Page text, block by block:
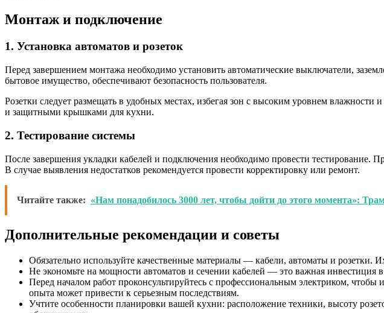
Монтаж и подключение
1. Установка автоматов и розеток
Перед завершением монтажа необходимо установить автоматические выключатели,
бытовое имущество, обеспечивают безопасность пользователя.
Розетки следует размещать в удобных местах, избегая зон с высоким уровнем влажности
и защитными крышками для кухни.
2. Тестирование системы
После завершения укладки кабелей и подключения необходимо провести тестирование.
В случае выявления недостатков рекомендуется провести корректировку или ремонт.
Читайте также: «Нам понадобилось 3000 лет, чтобы дойти до этого момента»:
Дополнительные рекомендации и советы
Обязательно используйте качественные материалы — кабели, автоматы и розетки.
Не экономьте на мощности автоматов и сечении кабелей — это важная инвестиция
Перед началом работ проконсультируйтесь с профессиональным электриком,
опыта может привести к серьезным последствиям.
Учтите особенности планировки вашей кухни: расположение техники, высоту